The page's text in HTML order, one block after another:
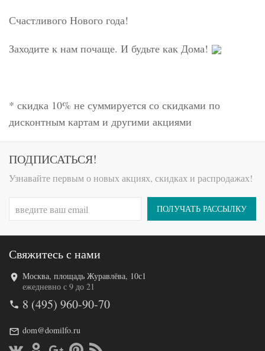
Счастливого Нового года!
Заходите к нам почаще. И будьте как Дома!
* скидка 10% не суммируется со скидками по
дисконтным картам и другими акциями
ПОДПИСАТЬСЯ!
Узнавайте первым о новых акциях, скидках и распродажах!
ПОЛУЧАТЬ РАССЫЛКУ
Свяжитесь с нами
Москва, площадь Журавлёва, 10с1
ежедневно с 9 до 21
8 (495) 960-90-70
dom@domilfo.ru